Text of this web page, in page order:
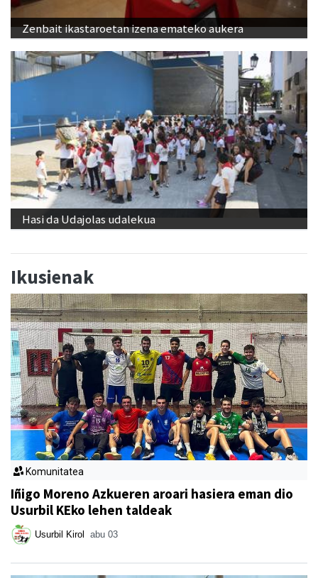
Zenbait ikastaroetan izena emateko aukera
Hasi da Udajolas udalekua
Ikusienak
Komunitatea
Iñigo Moreno Azkueren aroari hasiera eman dio
Usurbil KEko lehen taldeak
Usurbil Kirol abu 03